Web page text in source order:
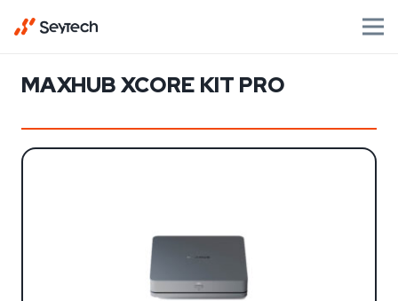
MAXHUB XCORE KIT PRO